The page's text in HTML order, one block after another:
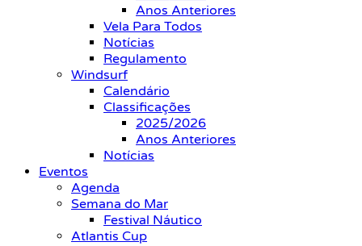
Anos Anteriores
Vela Para Todos
Notícias
Regulamento
Windsurf
Calendário
Classificações
2025/2026
Anos Anteriores
Notícias
Eventos
Agenda
Semana do Mar
Festival Náutico
Atlantis Cup